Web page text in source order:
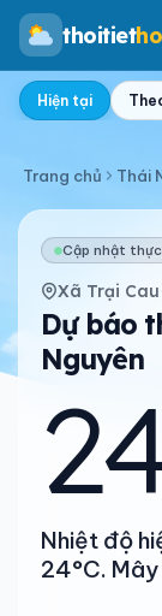
thoitiet
Hiện tại
Trang chủ Thái
Cập nhật
Xã Trại
Dự báo
Nguyên
Nhiệt độ
24°C.